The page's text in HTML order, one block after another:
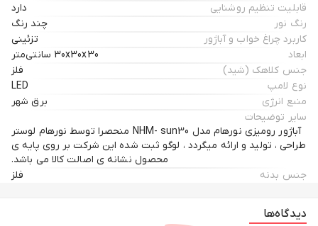
قابلیت تنظیم روشنایی
دارد
رنگ نور
چند رنگ
کاربرد چراغ خواب و آباژور
تزئینی
ابعاد
30x30x30 سانتی‌متر
جنس کلاهک (شید)
فلز
نوع لامپ
LED
منبع انرژی
برق شهر
سایر توضیحات
آباژور رومیزی نورهام مدل NHM- sun30 منحصرا توسط نورهام لوستر
طراحی ، تولید و ارائه میگردد ، لوگو ثبت شده این شرکت بر روی پایه ی
محصول نشانه ی اصالت کالا می باشد.
جنس بدنه
فلز
دیدگاه‌ها